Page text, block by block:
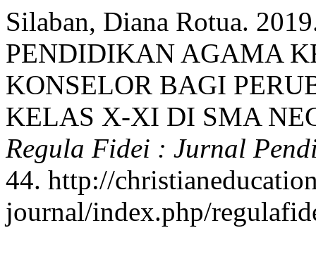
Silaban, Diana Rotua.
PENDIDIKAN AGAMA
KONSELOR BAGI
KELAS X-XI DI SMA
Regula Fidei : Jurnal
44. http://
journal/index.php/